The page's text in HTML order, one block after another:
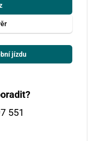
jízdu
551